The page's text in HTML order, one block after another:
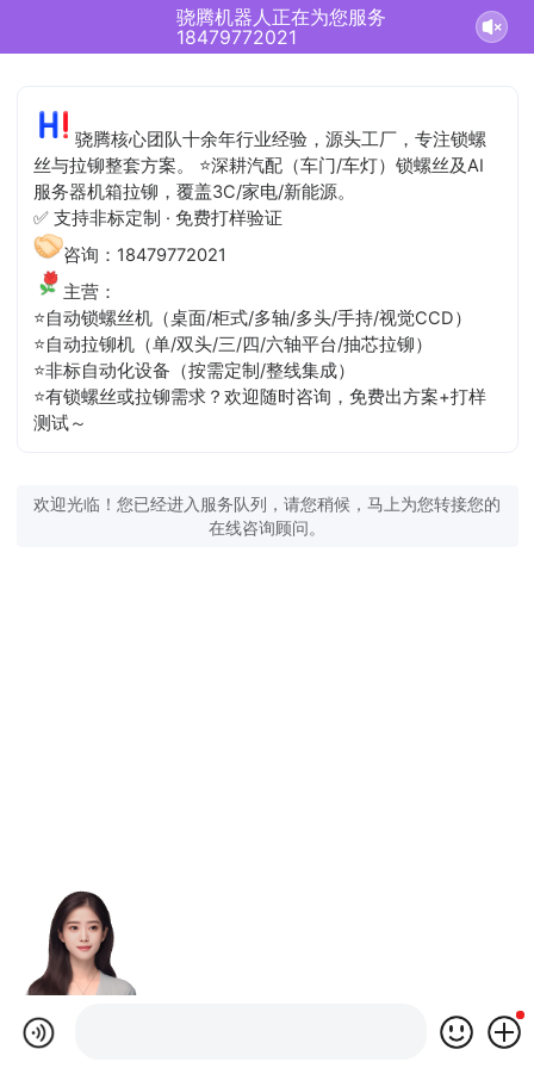
骁腾机器人正在为您服务
18479772021
骁腾核心团队十余年行业经验，源头工厂，专注锁螺
丝与拉铆整套方案。 ⭐深耕汽配（车门/车灯）锁螺丝及AI
服务器机箱拉铆，覆盖3C/家电/新能源。
✅ 支持非标定制 · 免费打样验证
咨询：18479772021
主营：
⭐自动锁螺丝机（桌面/柜式/多轴/多头/手持/视觉CCD）
⭐自动拉铆机（单/双头/三/四/六轴平台/抽芯拉铆）
⭐非标自动化设备（按需定制/整线集成）
⭐有锁螺丝或拉铆需求？欢迎随时咨询，免费出方案+打样
测试～
欢迎光临！您已经进入服务队列，请您稍候，马上为您转接您的
在线咨询顾问。